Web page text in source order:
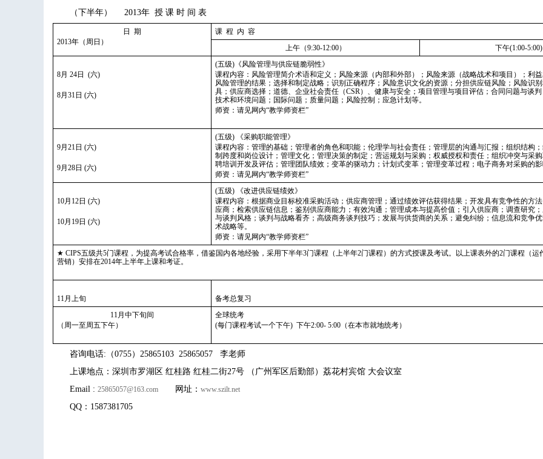
（下半年） 2013年 授 课 时 间 表
日 期
2013年（周日）
课 程 内 容
上午（9:30-12:00）
下午(1:00-5:00)
8月 24日 (六)
8月31日 (六)
(五级)《风险管理与供应链脆弱性》
课程内容：风险管理简介术语和定义；风险来源（内部和外部）；风险来源（战略战术和项目）；利
风险管理的结果；选择和制定战略；识别正确程序；风险意识文化的资源；分担供应链风险；风险识
具；供应商选择；道德、企业社会责任（CSR）、健康与安全；项目管理与项目评估；合同问题与谈
技术和环境问题；国际问题；质量问题；风险控制；应急计划等。
师资：请见网内“教学师资栏”
9月21日 (六)
9月28日 (六)
(五级) 《采购职能管理》
课程内容：管理的基础；管理者的角色和职能；伦理学与社会责任；管理层的沟通与汇报；组织结构
制跨度和岗位设计；管理文化；管理决策的制定；营运规划与采购；权威授权和责任；组织冲突与采
聘培训开发及评估；管理团队绩效；变革的驱动力；计划式变革；管理变革过程；电子商务对采购的
师资：请见网内“教学师资栏”
10月12日 (六)
10月19日 (六)
(五级) 《改进供应链绩效》
课程内容：根据商业目标校准采购活动；供应商管理；通过绩效评估获得结果；开发具有竞争性的方
应商；检索供应链信息；鉴别供应商能力；有效沟通；管理成本与提高价值；引入供应商；调查研究
与谈判风格；谈判与战略看齐；高级商务谈判技巧；发展与供货商的关系；避免纠纷；信息流和竞争
术战略等。
师资：请见网内“教学师资栏”
★ CIPS五级共5门课程，为提高考试合格率，借鉴国内各地经验，采用下半年3门课程（上半年2门课程）的方式授课及考试。以上课表外的2门课程（运
营销）安排在2014年上半年上课和考证。
11月上旬
备考总复习
11月中下旬间
（周一至周五下午）
全球统考
(每门课程考试一个下午) 下午2:00- 5:00（在本市就地统考）
咨询电话:（0755）25865103 25865057 李老师
上课地点：深圳市罗湖区 红桂路 红桂二街27号 （广州军区后勤部）荔花村宾馆 大会议室
Email : 25865057@163.com 网址： www.szilt.net
QQ：1587381705